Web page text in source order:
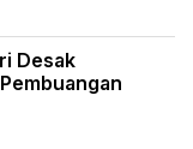
Desak